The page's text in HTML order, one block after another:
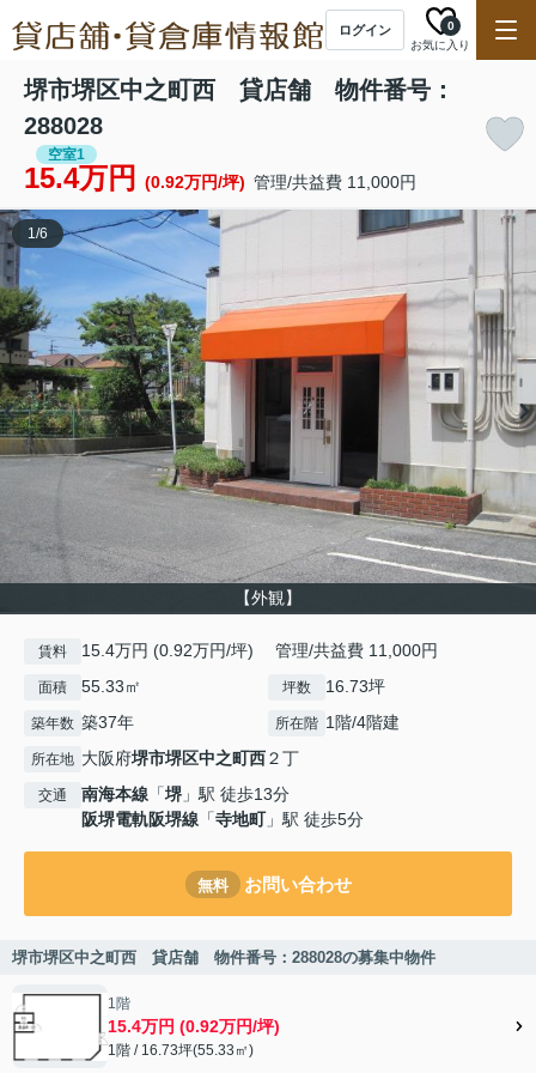
ログイン
お気に入り
0
堺市堺区中之町西 貸店舗 物件番号：
288028
空室1
15.4万円 (0.92万円/坪) 管理/共益費 11,000円
【外観】
1/6
賃料 15.4万円 (0.92万円/坪) 管理/共益費 11,000円
面積 55.33㎡ 坪数 16.73坪
築年数 築37年 所在階 1階/4階建
所在地 大阪府堺市堺区中之町西２丁
交通 南海本線 「堺 」駅 徒歩13分
阪堺電軌阪堺線 「寺地町」駅 徒歩5分
無料 お問い合わせ
堺市堺区中之町西 貸店舗 物件番号：288028の募集中物件
1階
15.4万円 (0.92万円/坪)
1階 / 16.73坪(55.33㎡)